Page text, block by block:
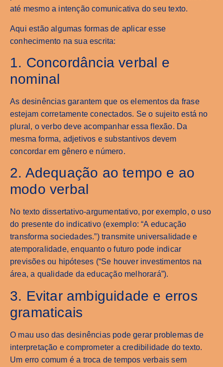
até mesmo a intenção comunicativa do seu texto.
Aqui estão algumas formas de aplicar esse
conhecimento na sua escrita:
1. Concordância verbal e
nominal
As desinências garantem que os elementos da frase
estejam corretamente conectados. Se o sujeito está no
plural, o verbo deve acompanhar essa flexão. Da
mesma forma, adjetivos e substantivos devem
concordar em gênero e número.
2. Adequação ao tempo e ao
modo verbal
No texto dissertativo-argumentativo, por exemplo, o uso
do presente do indicativo (exemplo: “A educação
transforma sociedades.”) transmite universalidade e
atemporalidade, enquanto o futuro pode indicar
previsões ou hipóteses (“Se houver investimentos na
área, a qualidade da educação melhorará”).
3. Evitar ambiguidade e erros
gramaticais
O mau uso das desinências pode gerar problemas de
interpretação e comprometer a credibilidade do texto.
Um erro comum é a troca de tempos verbais sem